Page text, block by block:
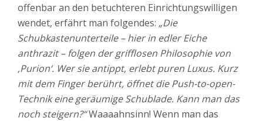
offenbar an den betuchteren Einrichtungswilligen
wendet, erfährt man folgendes: „Die
Schubkastenunterteile – hier in edler Eiche
anthrazit – folgen der grifflosen Philosophie von
‚Purion‘. Wer sie antippt, erlebt puren Luxus. Kurz
mit dem Finger berührt, öffnet die Push-to-open-
Technik eine geräumige Schublade. Kann man das
noch steigern?“Waaaahnsinn! Wenn man das